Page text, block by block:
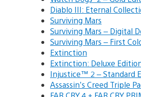
Diablo III: Eternal
Surviving Mars
Surviving Mars – Digital
Surviving Mars – First
Extinction
Extinction: Deluxe
Injustice™ 2 – Standard
Assassin’s Creed Triple